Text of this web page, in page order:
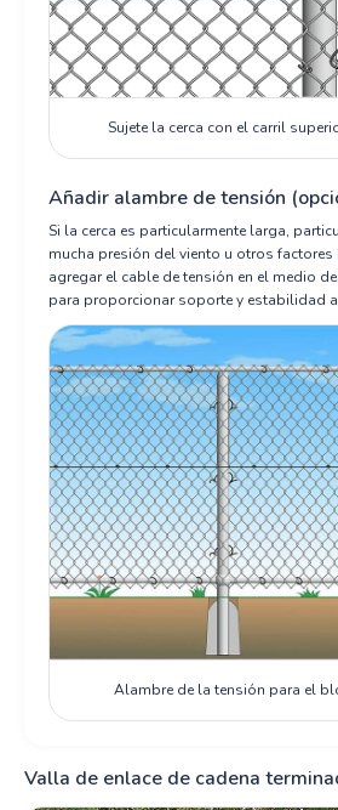
Sujete la cerca con el carril
Añadir alambre de tensión
Si la cerca es particularmente larga,
mucha presión del viento u otros
agregar el cable de tensión en el medio
para proporcionar soporte y estabilidad
Alambre de la tensión para el
Valla de enlace de cadena